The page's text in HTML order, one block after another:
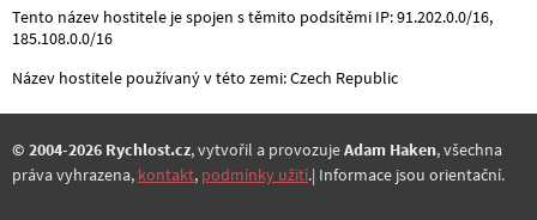
Tento název hostitele je spojen s těmito podsítěmi IP: 91.202.0.0/16,
185.108.0.0/16
Název hostitele používaný v této zemi: Czech Republic
© 2004-2026 Rychlost.cz, vytvořil a provozujeAdam Haken, všechna
práva vyhrazena, kontakt, podmínky užití.| Informace jsou orientační.